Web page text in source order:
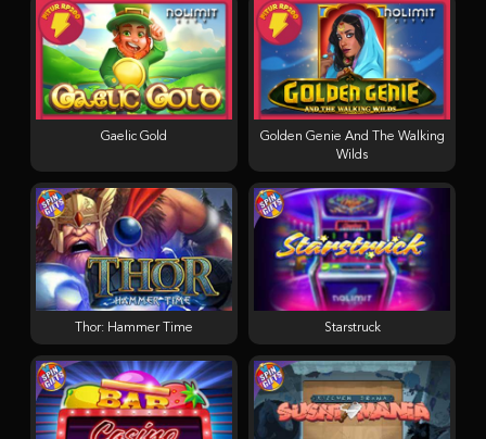
Starstruck
Golden Genie And The Walking
Wilds
Gaelic Gold
Thor: Hammer Time